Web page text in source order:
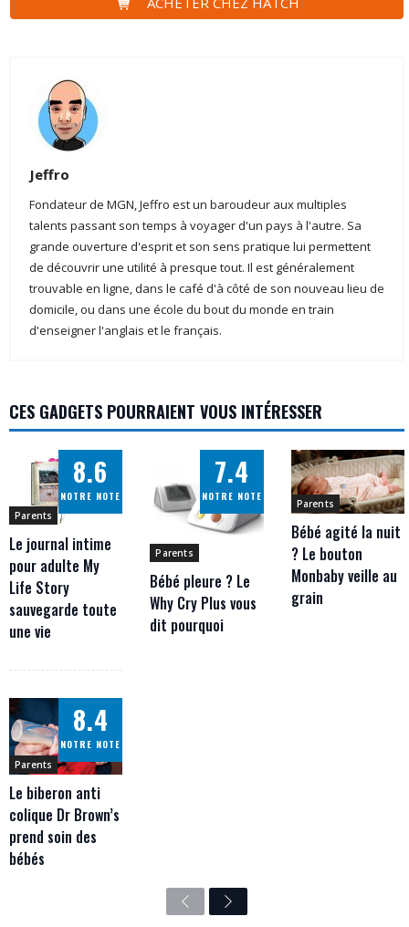
Jeffro
Fondateur de MGN, Jeffro est un baroudeur aux multiples
talents passant son temps à voyager d'un pays à l'autre. Sa
grande ouverture d'esprit et son sens pratique lui permettent
de découvrir une utilité à presque tout. Il est généralement
trouvable en ligne, dans le café d'à côté de son nouveau lieu de
domicile, ou dans une école du bout du monde en train
d'enseigner l'anglais et le français.
CES GADGETS POURRAIENT VOUS INTÉRESSER
8.6
NOTRE NOTE
Parents
Le journal intime
pour adulte My
Life Story
sauvegarde toute
une vie
7.4
NOTRE NOTE
Parents
Bébé pleure ? Le
Why Cry Plus vous
dit pourquoi
Parents
Bébé agité la nuit
? Le bouton
Monbaby veille au
grain
8.4
NOTRE NOTE
Parents
Le biberon anti
colique Dr Brown’s
prend soin des
bébés
PreviousNext